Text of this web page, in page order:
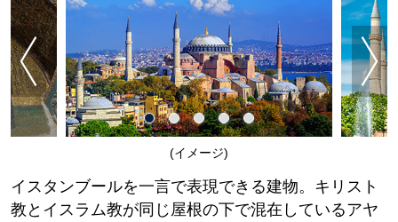
(イメージ)
イスタンブールを一言で表現できる建物。キリスト
教とイスラム教が同じ屋根の下で混在しているアヤ